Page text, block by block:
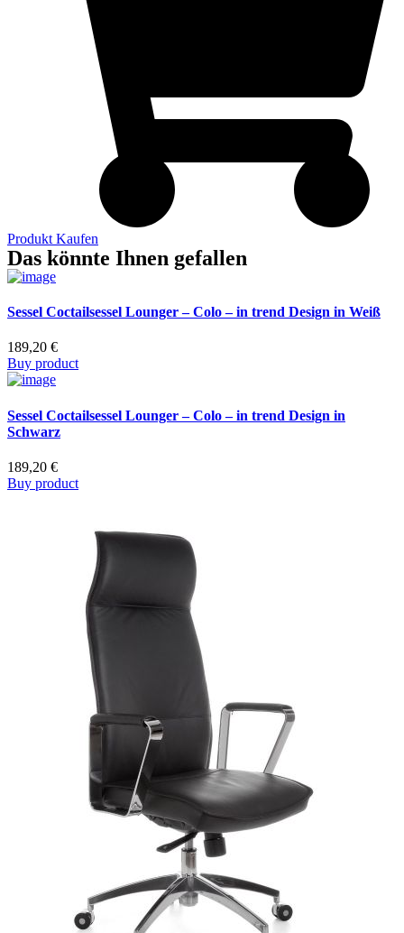
Produkt Kaufen
Das könnte Ihnen gefallen
Sessel Coctailsessel Lounger – Colo – in trend Design in Weiß
189,20 €
Buy product
Sessel Coctailsessel Lounger – Colo – in trend Design in
Schwarz
189,20 €
Buy product